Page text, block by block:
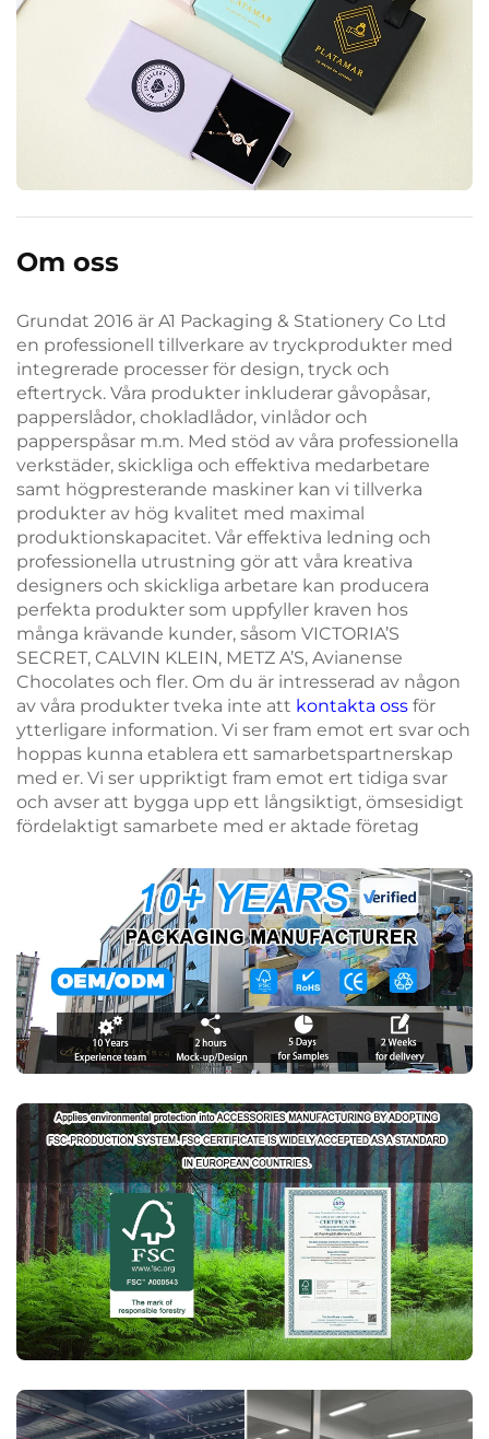
Om oss
Grundat 2016 är A1 Packaging & Stationery Co Ltd
en professionell tillverkare av tryckprodukter med
integrerade processer för design, tryck och
eftertryck. Våra produkter inkluderar gåvopåsar,
papperslådor, chokladlådor, vinlådor och
papperspåsar m.m. Med stöd av våra professionella
verkstäder, skickliga och effektiva medarbetare
samt högpresterande maskiner kan vi tillverka
produkter av hög kvalitet med maximal
produktionskapacitet. Vår effektiva ledning och
professionella utrustning gör att våra kreativa
designers och skickliga arbetare kan producera
perfekta produkter som uppfyller kraven hos
många krävande kunder, såsom VICTORIA’S
SECRET, CALVIN KLEIN, METZ A’S, Avianense
Chocolates och fler. Om du är intresserad av någon
av våra produkter tveka inte att kontakta oss för
ytterligare information. Vi ser fram emot ert svar och
hoppas kunna etablera ett samarbetspartnerskap
med er. Vi ser uppriktigt fram emot ert tidiga svar
och avser att bygga upp ett långsiktigt, ömsesidigt
fördelaktigt samarbete med er aktade företag